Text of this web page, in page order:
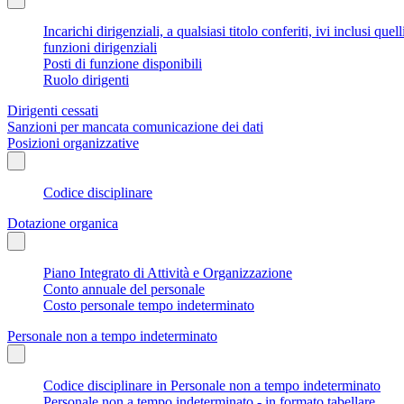
Incarichi dirigenziali, a qualsiasi titolo conferiti, ivi inclusi
funzioni dirigenziali
Posti di funzione disponibili
Ruolo dirigenti
Dirigenti cessati
Sanzioni per mancata comunicazione dei dati
Posizioni organizzative
Codice disciplinare
Dotazione organica
Piano Integrato di Attività e Organizzazione
Conto annuale del personale
Costo personale tempo indeterminato
Personale non a tempo indeterminato
Codice disciplinare in Personale non a tempo indeterminato